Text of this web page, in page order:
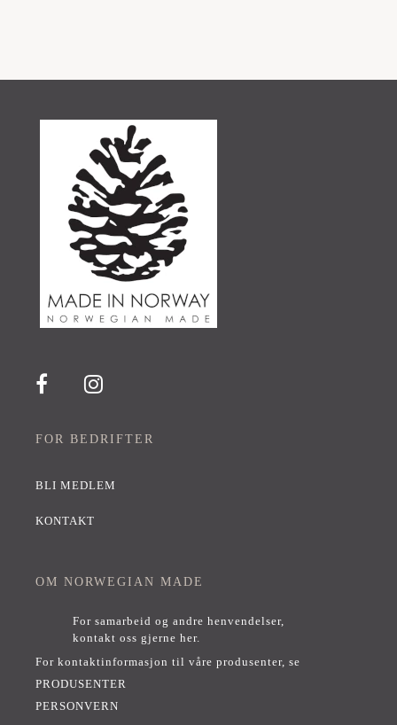
FOR BEDRIFTER
BLI MEDLEM
KONTAKT
OM NORWEGIAN MADE
For samarbeid og andre henvendelser,
kontakt oss gjerne her.
For kontaktinformasjon til våre produsenter, se
PRODUSENTER
PERSONVERN